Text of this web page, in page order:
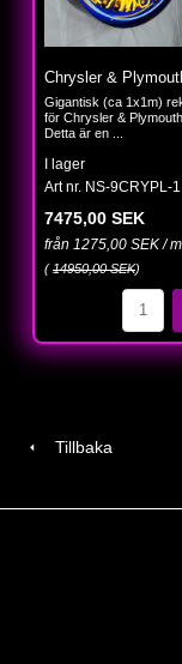
Chrysler &
Gigantisk (ca 1x1m)
för Chrysler &
Detta är en ...
I lager
Art nr. NS-9CRYPL-1
7475,00 SEK
från 1275,00 SEK /
(14950,00 SEK)
Tillbaka